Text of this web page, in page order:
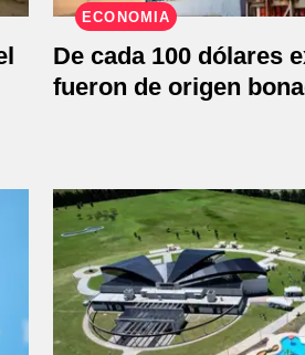
ECONOMÍA
De cada 100 dólares
fueron de origen